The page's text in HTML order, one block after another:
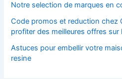
Notre selection de marques en
Code promos et reduction chez
profiter des meilleures offres sur
Astuces pour embellir votre
resine